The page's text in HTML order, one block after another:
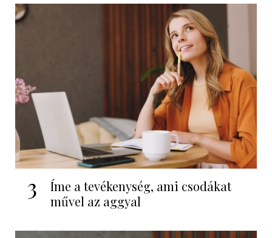
3
Íme a tevékenység, ami csodákat
művel az aggyal